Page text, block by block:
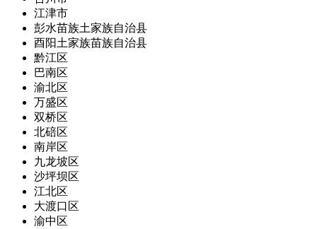
江津市
彭水苗族土家族自治县
酉阳土家族苗族自治县
黔江区
巴南区
渝北区
万盛区
双桥区
北碚区
南岸区
九龙坡区
沙坪坝区
江北区
大渡口区
渝中区